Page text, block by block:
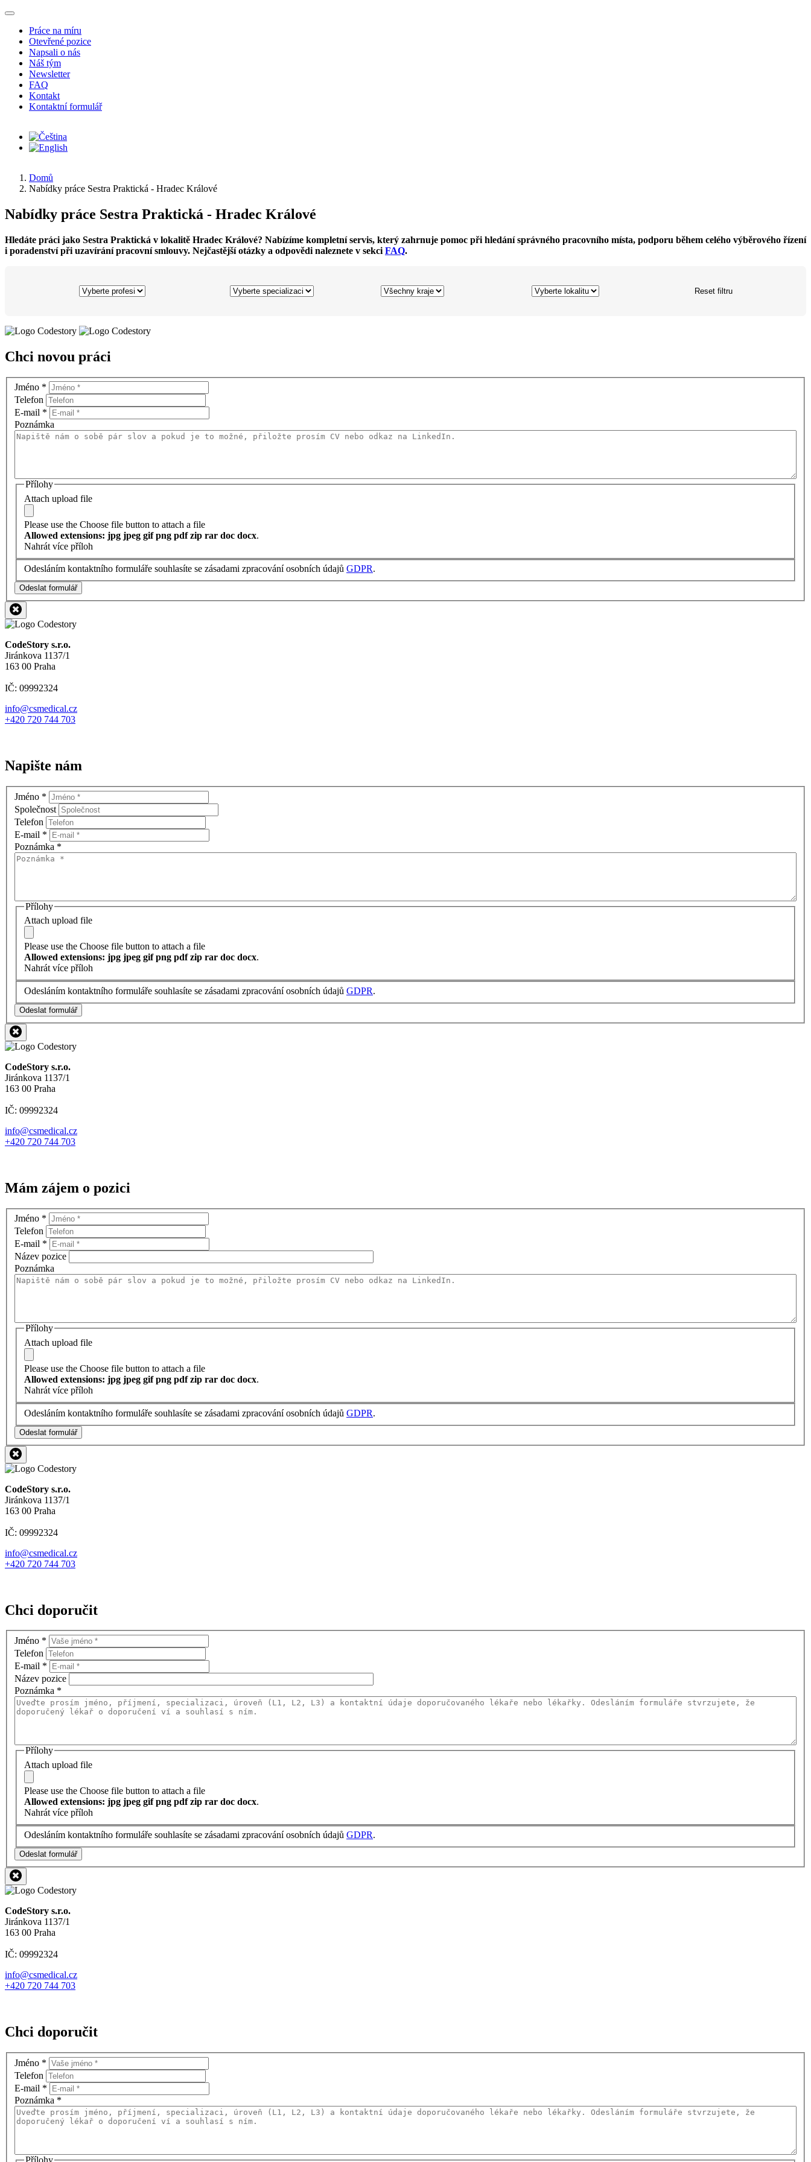
Přejít k hlavnímu obsahu
Práce na míru
Otevřené pozice
Napsali o nás
Náš tým
Newsletter
FAQ
Kontakt
Kontaktní formulář
Domů
Nabídky práce Sestra Praktická - Hradec Králové
Nabídky práce Sestra Praktická - Hradec Králové
Hledáte práci jako Sestra Praktická v lokalitě Hradec Králové? Nabízíme kompletní servis, který zahrnuje pomoc při hledání správného pracovního místa, podporu během celého výběrového řízení
i poradenství při uzavírání pracovní smlouvy. Nejčastější otázky a odpovědi naleznete v sekci FAQ.
Reset filtru
Chci novou práci
Jméno *
Telefon
E-mail *
Poznámka
Přílohy
Attach upload file
Please use the Choose file button to attach a file
Allowed extensions: jpg jpeg gif png pdf zip rar doc docx.
Nahrát více příloh
Odesláním kontaktního formuláře souhlasíte se zásadami zpracování osobních údajů GDPR.
Odeslat formulář
CodeStory s.r.o.
Jiránkova 1137/1
163 00 Praha
IČ: 09992324
info@csmedical.cz
+420 720 744 703
Napište nám
Jméno *
Společnost
Telefon
E-mail *
Poznámka *
Přílohy
Attach upload file
Please use the Choose file button to attach a file
Allowed extensions: jpg jpeg gif png pdf zip rar doc docx.
Nahrát více příloh
Odesláním kontaktního formuláře souhlasíte se zásadami zpracování osobních údajů GDPR.
Odeslat formulář
CodeStory s.r.o.
Jiránkova 1137/1
163 00 Praha
IČ: 09992324
info@csmedical.cz
+420 720 744 703
Mám zájem o pozici
Jméno *
Telefon
E-mail *
Název pozice
Poznámka
Přílohy
Attach upload file
Please use the Choose file button to attach a file
Allowed extensions: jpg jpeg gif png pdf zip rar doc docx.
Nahrát více příloh
Odesláním kontaktního formuláře souhlasíte se zásadami zpracování osobních údajů GDPR.
Odeslat formulář
CodeStory s.r.o.
Jiránkova 1137/1
163 00 Praha
IČ: 09992324
info@csmedical.cz
+420 720 744 703
Chci doporučit
Jméno *
Telefon
E-mail *
Název pozice
Poznámka *
Přílohy
Attach upload file
Please use the Choose file button to attach a file
Allowed extensions: jpg jpeg gif png pdf zip rar doc docx.
Nahrát více příloh
Odesláním kontaktního formuláře souhlasíte se zásadami zpracování osobních údajů GDPR.
Odeslat formulář
CodeStory s.r.o.
Jiránkova 1137/1
163 00 Praha
IČ: 09992324
info@csmedical.cz
+420 720 744 703
Chci doporučit
Jméno *
Telefon
E-mail *
Poznámka *
Přílohy